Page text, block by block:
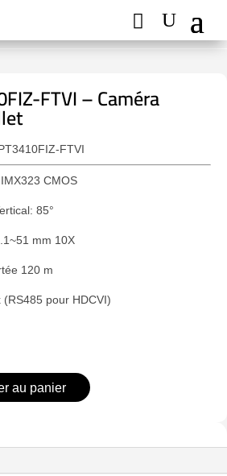
FTVI – Caméra
FTVI
CMOS
85°
mm 10X
120 m
pour HDCVI)
au panier